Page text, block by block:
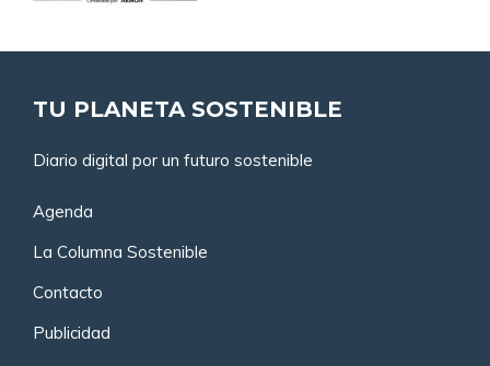
TU PLANETA SOSTENIBLE
Diario digital por un futuro sostenible
Agenda
La Columna Sostenible
Contacto
Publicidad